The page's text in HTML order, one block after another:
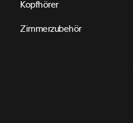
Kopfhörer
Zimmerzubehör